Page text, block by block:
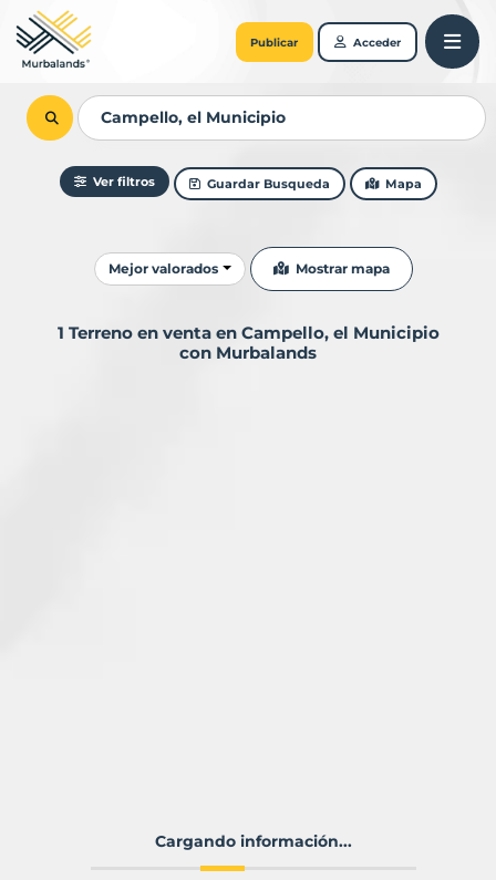
Publicar Acceder
Ver filtros Guardar Busqueda Mapa
Ordenar resultados
Mejor valorados Mostrar mapa
1 Terreno en venta en Campello, el Municipio
con Murbalands
Cargando información...